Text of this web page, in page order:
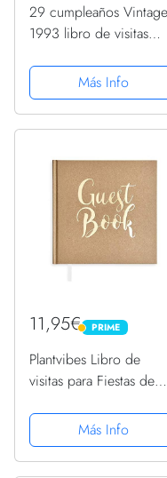
29 cumpleaños Vintage
1993 libro de visitas
Más Info
11,95€ PRIME
PRIME
Plantvibes Libro de
visitas para Fiestas de
cumpleaños, 72
Tapa Dura, Papel, Libro
de Invitados Estilo
Más Info